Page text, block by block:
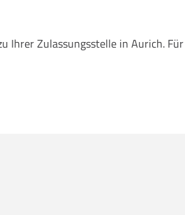
Ihrer Zulassungsstelle in Aurich.